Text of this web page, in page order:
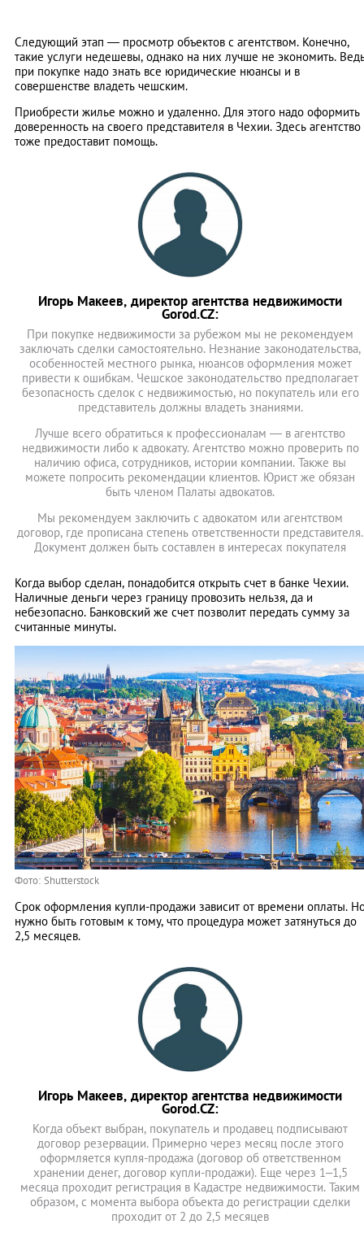
Следующий этап — просмотр объектов с агентством. Конечно,
такие услуги недешевы, однако на них лучше не экономить.
при покупке надо знать все юридические нюансы и в
совершенстве владеть чешским.
Приобрести жилье можно и удаленно. Для этого надо оформить
доверенность на своего представителя в Чехии. Здесь агентство
тоже предоставит помощь.
Игорь Макеев, директор агентства недвижимости
Gorod.CZ:
При покупке недвижимости за рубежом мы не рекомендуем
заключать сделки самостоятельно. Незнание законодательства,
особенностей местного рынка, нюансов оформления может
привести к ошибкам. Чешское законодательство предполагает
безопасность сделок с недвижимостью, но покупатель или его
представитель должны владеть знаниями.
Лучше всего обратиться к профессионалам — в агентство
недвижимости либо к адвокату. Агентство можно проверить по
наличию офиса, сотрудников, истории компании. Также вы
можете попросить рекомендации клиентов. Юрист же обязан
быть членом Палаты адвокатов.
Мы рекомендуем заключить с адвокатом или агентством
договор, где прописана степень ответственности представителя.
Документ должен быть составлен в интересах покупателя
Когда выбор сделан, понадобится открыть счет в банке Чехии.
Наличные деньги через границу провозить нельзя, да и
небезопасно. Банковский же счет позволит передать сумму за
считанные минуты.
Фото: Shutterstock
Срок оформления купли-продажи зависит от времени оплаты.
нужно быть готовым к тому, что процедура может затянуться до
2,5 месяцев.
Игорь Макеев, директор агентства недвижимости
Gorod.CZ:
Когда объект выбран, покупатель и продавец подписывают
договор резервации. Примерно через месяц после этого
оформляется купля-продажа (договор об ответственном
хранении денег, договор купли-продажи). Еще через 1–1,5
месяца проходит регистрация в Кадастре недвижимости. Таким
образом, с момента выбора объекта до регистрации сделки
проходит от 2 до 2,5 месяцев